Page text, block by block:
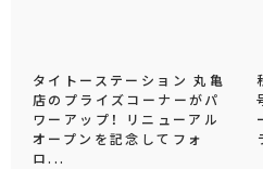
タイトーステーション 丸亀
店のプライズコーナーがパ
ワーアップ！ リニューアル
オープンを記念してフォ
ロ...